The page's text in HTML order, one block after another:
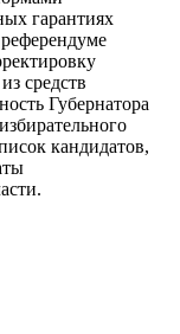
гарантиях
средств
Губернатора
кандидатов,